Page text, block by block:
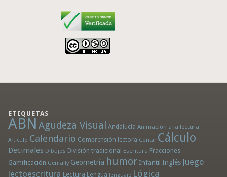
ETIQUETAS
ABN Agudeza Visual Andalucía Animación a la lectura
Artículo Calendario Comprensión lectora Contar Cálculo
Decimales Dibujos División tradicional Escritura Fracciones
Gamificación Genially Geometría humor Infantil Inglés Juego
lectoescritura Lectura Lengua lenguaje Lógica